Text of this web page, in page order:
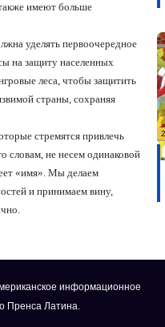
имеют больше
уделять первоочередное
на защиту населенных
леса, чтобы защитить
страны, сохраняя
стремятся привлечь
словам, не несем одинаковой
«имя». Мы делаем
и принимаем вину,
информационное
Пренса Латина.